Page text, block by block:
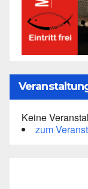
Keine
zum